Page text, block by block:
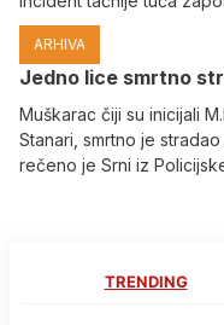
ARHIVA
Јedno lice smrtno
Muškarac čiji su inicijali
Stanari, smrtno je
rečeno je Srni iz
TRENDING